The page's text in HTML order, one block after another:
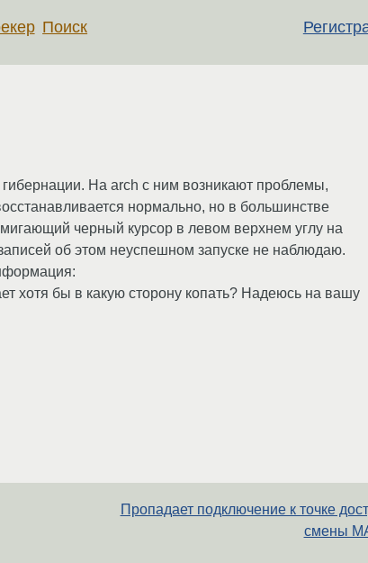
Поиск
На arch с ним возникают проблемы,
нормально, но в большинстве
черный курсор в левом верхнем углу на
об этом неуспешном запуске не наблюдаю.
хотя бы в какую сторону копать? Надеюсь на вашу
Пропадает подключение к точке
смены